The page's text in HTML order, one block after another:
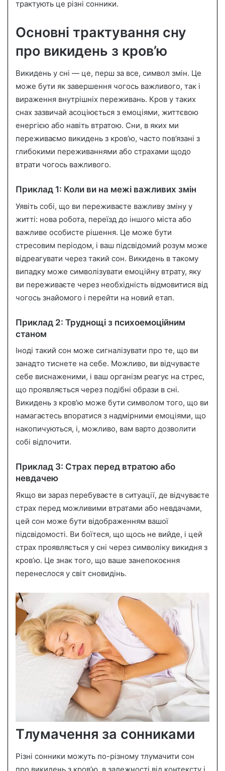
трактують це різні сонники.
Основні трактування сну
про викидень з кров’ю
Викидень у сні — це, перш за все, символ змін. Це
може бути як завершення чогось важливого, так і
вираження внутрішніх переживань. Кров у таких
снах зазвичай асоціюється з емоціями, життєвою
енергією або навіть втратою. Сни, в яких ми
переживаємо викидень з кров’ю, часто пов’язані з
глибокими переживаннями або страхами щодо
втрати чогось важливого.
Приклад 1: Коли ви на межі важливих змін
Уявіть собі, що ви переживаєте важливу зміну у
житті: нова робота, переїзд до іншого міста або
важливе особисте рішення. Це може бути
стресовим періодом, і ваш підсвідомий розум може
відреагувати через такий сон. Викидень в такому
випадку може символізувати емоційну втрату, яку
ви переживаєте через необхідність відмовитися від
чогось знайомого і перейти на новий етап.
Приклад 2: Труднощі з психоемоційним
станом
Іноді такий сон може сигналізувати про те, що ви
занадто тиснете на себе. Можливо, ви відчуваєте
себе виснаженими, і ваш організм реагує на стрес,
що проявляється через подібні образи в сні.
Викидень з кров’ю може бути символом того, що ви
намагаєтесь впоратися з надмірними емоціями, що
накопичуються, і, можливо, вам варто дозволити
собі відпочити.
Приклад 3: Страх перед втратою або
невдачею
Якщо ви зараз перебуваєте в ситуації, де відчуваєте
страх перед можливими втратами або невдачами,
цей сон може бути відображенням вашої
підсвідомості. Ви боїтеся, що щось не вийде, і цей
страх проявляється у сні через символіку викидня з
кров’ю. Це знак того, що ваше занепокоєння
перенеслося у світ сновидінь.
Тлумачення за сонниками
Різні сонники можуть по-різному тлумачити сон